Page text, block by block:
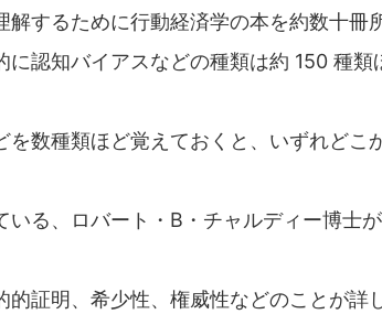
解するために行動経済学の本を約数十冊
に認知バイアスなどの種類は約 150 種
を数種類ほど覚えておくと、いずれどこ
る、ロバート・B・チャルディー博士
的証明、希少性、権威性などのことが詳